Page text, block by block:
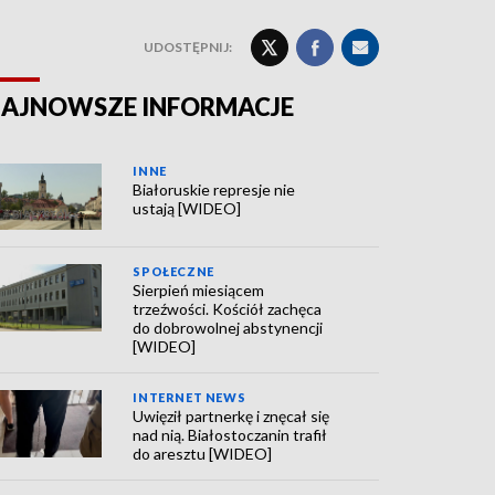
UDOSTĘPNIJ:
INFORMACJE
INNE
Białoruskie represje nie
ustają [WIDEO]
SPOŁECZNE
Sierpień miesiącem
trzeźwości. Kościół zachęca
do dobrowolnej abstynencji
[WIDEO]
INTERNET NEWS
Uwięził partnerkę i znęcał się
nad nią. Białostoczanin trafił
do aresztu [WIDEO]